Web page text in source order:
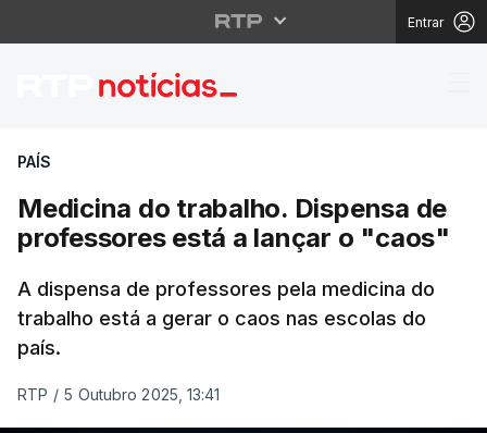
Entrar
Medicina do
PAÍS
Medicina do trabalho. Dispensa de
professores está a lançar o "caos"
A dispensa de professores pela medicina do
trabalho está a gerar o caos nas escolas do
país.
RTP / 5 Outubro 2025, 13:41